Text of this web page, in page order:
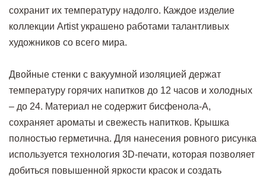
сохранит их температуру надолго. Каждое изделие
коллекции Artist украшено работами талантливых
художников со всего мира.
Двойные стенки с вакуумной изоляцией держат
температуру горячих напитков до 12 часов и холодных
– до 24. Материал не содержит бисфенола-А,
сохраняет ароматы и свежесть напитков. Крышка
полностью герметична. Для нанесения ровного рисунка
используется технология 3D-печати, которая позволяет
добиться повышенной яркости красок и создать